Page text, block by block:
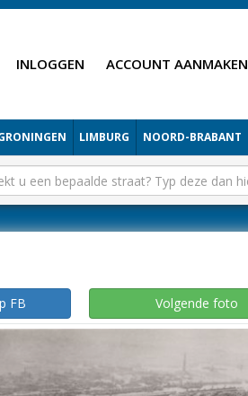
INLOGGEN ACCOUNT AANMAKEN
LIMBURG NOORD-BRABANT
FB Volgende foto